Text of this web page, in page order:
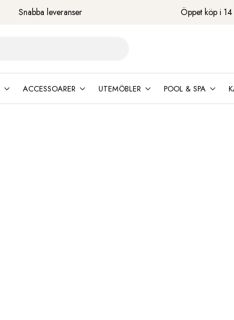
Snabba leveranser Öppet köp i
ACCESSOARER UTEMÖBLER POOL & SPA